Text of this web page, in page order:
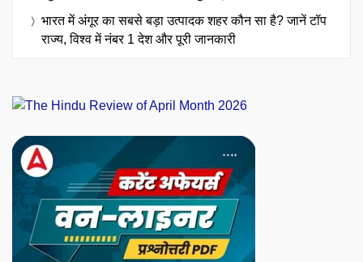
भारत में अंगूर का सबसे बड़ा उत्पादक शहर कौन सा है? जानें टॉप
राज्य, विश्व में नंबर 1 देश और पूरी जानकारी